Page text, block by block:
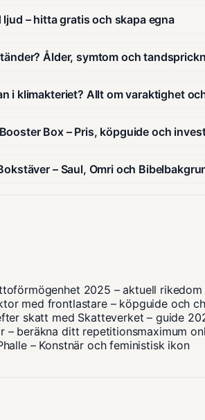
ljud – hitta gratis och skapa egna
Ålder, symtom och
i klimakteriet? Allt om varaktighet
Box – Pris, köpguide och
– Saul, Omri och
2025 – aktuell
med frontlastare – köpguide och
skatt med Skatteverket – guide
– beräkna ditt repetitionsmaximum
– Konstnär och feministisk ikon